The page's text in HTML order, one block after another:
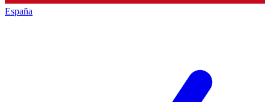
España